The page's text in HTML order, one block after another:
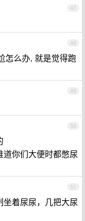
47
48
怎么办, 就是觉得跑
49
50
你们大便时都憋尿
51
着尿尿，几把大尿